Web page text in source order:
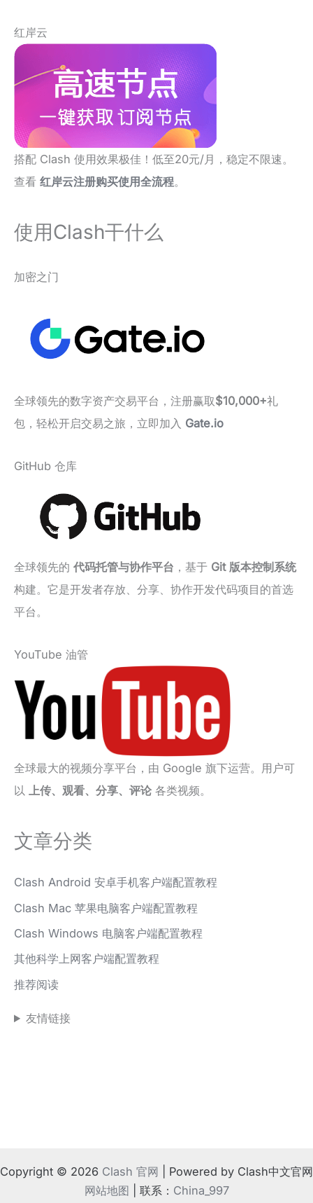
红岸云
搭配 Clash 使用效果极佳！低至20元/月，稳定不限速。
查看 红岸云注册购买使用全流程。
使用Clash干什么
加密之门
全球领先的数字资产交易平台，注册赢取$10,000+礼
包，轻松开启交易之旅，立即加入 Gate.io
GitHub 仓库
全球领先的 代码托管与协作平台 ，基于 Git 版本控制系统
构建。它是开发者存放、分享、协作开发代码项目的首选
平台。
YouTube 油管
全球最大的视频分享平台，由 Google 旗下运营。用户可
以 上传、观看、分享、评论 各类视频。
文章分类
Clash Android 安卓手机客户端配置教程
Clash Mac 苹果电脑客户端配置教程
Clash Windows 电脑客户端配置教程
其他科学上网客户端配置教程
推荐阅读
友情链接
Copyright © 2026 Clash 官网 | Powered by Clash中文官网
网站地图 | 联系： China_997